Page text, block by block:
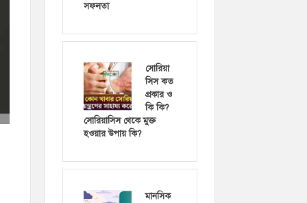
সফলতা
সোরিয়া
সিস কত
প্রকার ও
কি কি?
সোরিয়াসিস থেকে মুক্ত
হওয়ার উপায় কি?
মানসিক